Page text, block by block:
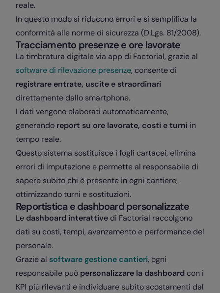
reale.
In questo modo si riducono errori e si semplifica la
conformità alle norme di sicurezza (D.Lgs. 81/2008).
Tracciamento presenze e ore lavorate
La timbratura digitalevia app di Factorial, grazie al
software di rilevazione presenze, consente di
registrare entrate, uscite e straordinari
direttamente dallo smartphone.
I dati vengono elaborati automaticamente,
generando report su ore lavorate, costi e turni in
tempo reale.
Questo sistema sostituisce i fogli cartacei, elimina
errori di imputazione e permette al responsabile di
sapere subito chi è presente in ogni cantiere,
ottimizzando turni e sostituzioni.
Reportistica e dashboard personalizzate
Le dashboard interattive di Factorial raccolgono
dati su costi, tempi, avanzamento e performance del
personale.
Grazie al software gestione cantieri, ogni
responsabile può personalizzare la dashboard con i
KPI più rilevanti e individuare subito scostamenti dal